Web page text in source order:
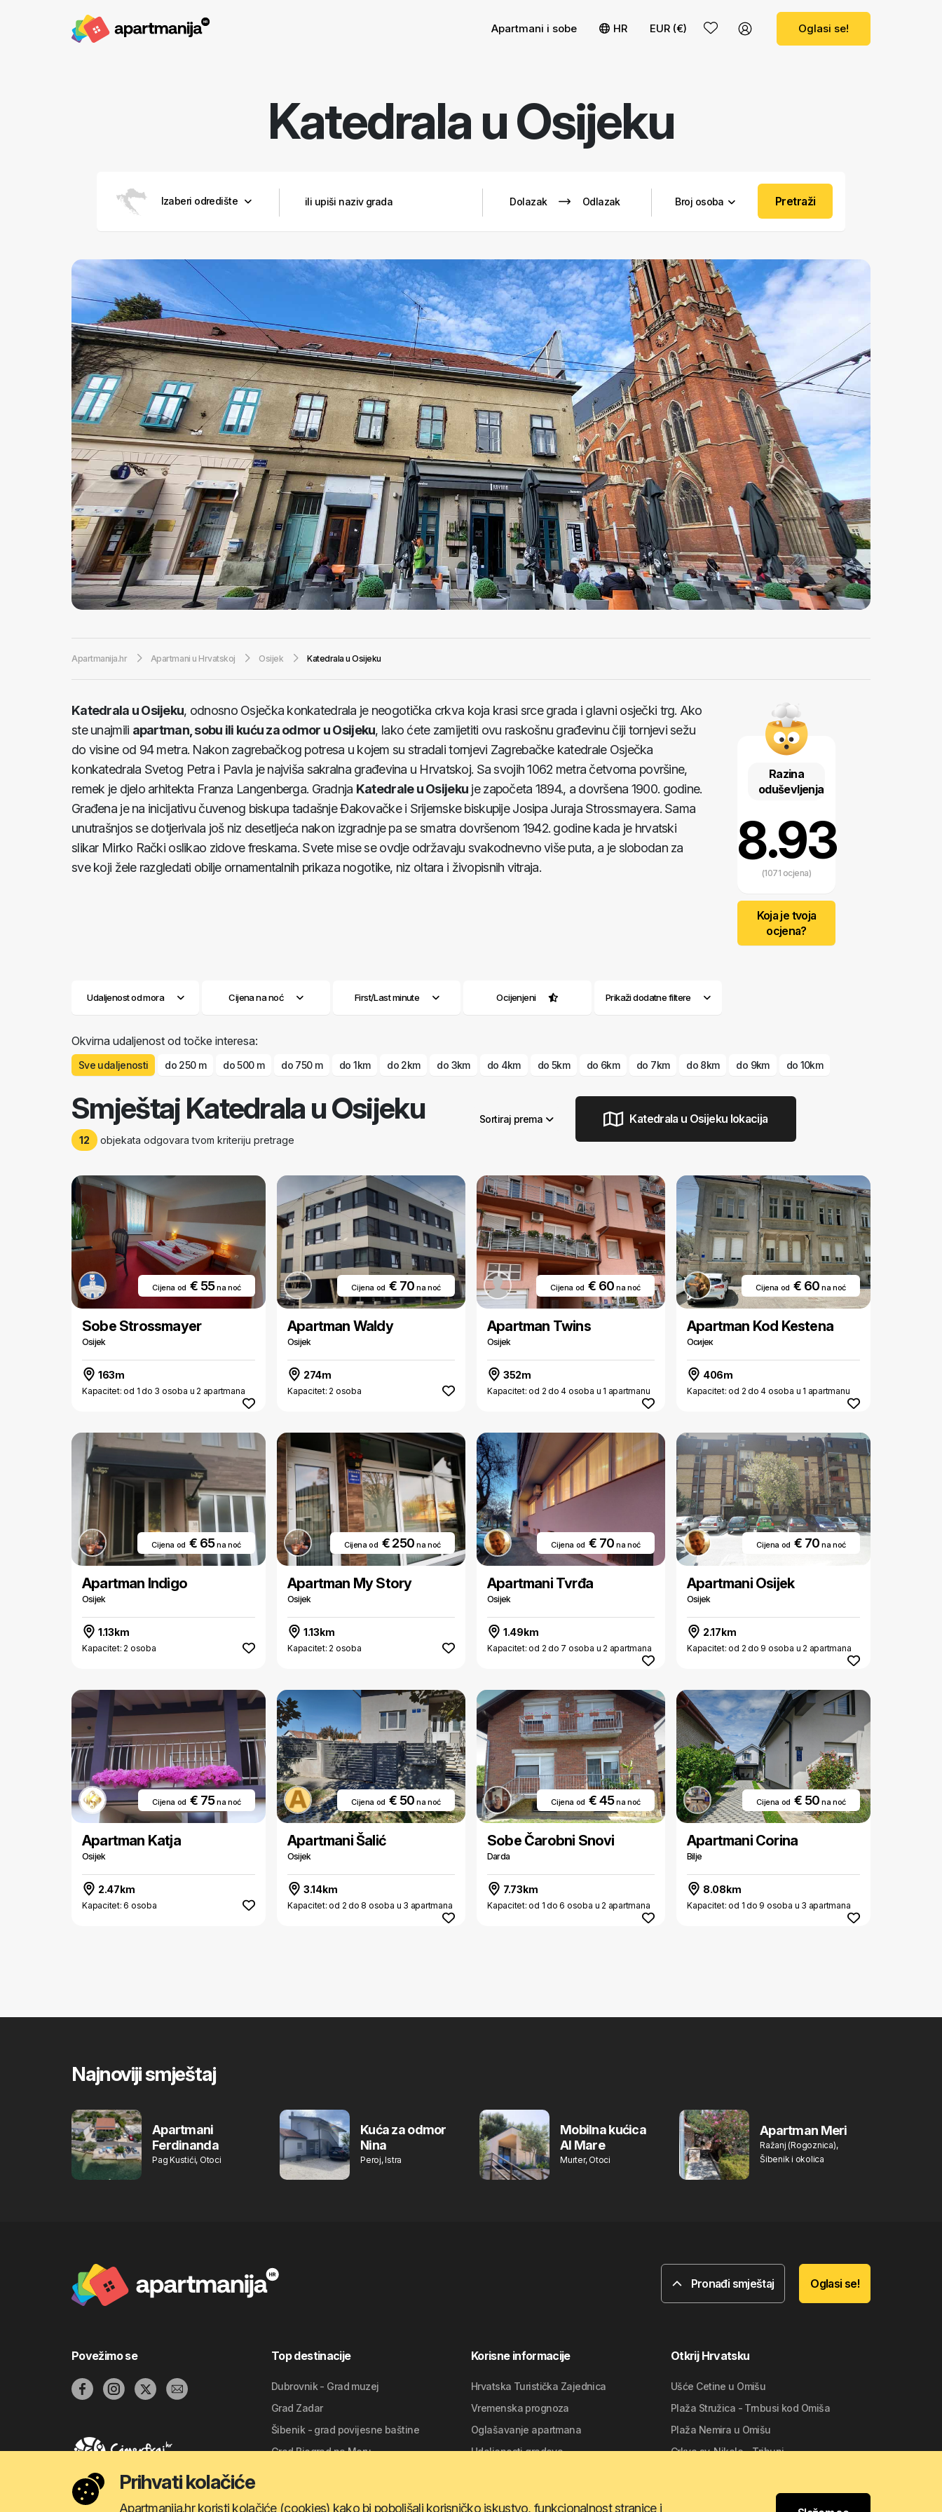
Apartmani i sobe HR EUR (€) Oglasi se!
Katedrala u Osijeku
Izaberi odredište Broj osoba Pretraži
Apartmanija.hr Apartmani u Hrvatskoj Osijek Katedrala u Osijeku
Katedrala u Osijeku, odnosno Osječka konkatedrala je neogotička crkva koja krasi srce grada i glavni osječki trg. Ako
ste unajmili apartman, sobu ili kuću za odmor u Osijeku, lako ćete zamijetiti ovu raskošnu građevinu čiji tornjevi sežu
do visine od 94 metra. Nakon zagrebačkog potresa u kojem su stradali tornjevi Zagrebačke katedrale Osječka
konkatedrala Svetog Petra i Pavla je najviša sakralna građevina u Hrvatskoj. Sa svojih 1062 metra četvorna površine,
remek je djelo arhitekta Franza Langenberga. Gradnja Katedrale u Osijeku je započeta 1894., a dovršena 1900. godine.
Građena je na inicijativu čuvenog biskupa tadašnje Đakovačke i Srijemske biskupije Josipa Juraja Strossmayera. Sama
unutrašnjos se dotjerivala još niz desetljeća nakon izgradnje pa se smatra dovršenom 1942. godine kada je hrvatski
slikar Mirko Rački oslikao zidove freskama. Svete mise se ovdje održavaju svakodnevno više puta, a je slobodan za
sve koji žele razgledati obilje ornamentalnih prikaza nogotike, niz oltara i živopisnih vitraja.
Razina
oduševljenja
8.93
(1071 ocjena)
Koja je tvoja
ocjena?
Udaljenost od mora Cijena na noć First/Last minute Ocijenjeni Prikaži dodatne filtere
Okvirna udaljenost od točke interesa:
Sve udaljenosti do 250 m do 500 m do 750 m do 1km do 2km do 3km do 4km do 5km do 6km do 7km do 8km do 9km do 10km
Smještaj Katedrala u Osijeku
12 objekata odgovara tvom kriteriju pretrage
Sortiraj prema Katedrala u Osijeku lokacija
Cijena od € 55na noć
Sobe Strossmayer
Osijek
163m
Kapacitet: od 1 do 3 osoba u 2 apartmana
Cijena od € 70na noć
Apartman Waldy
Osijek
274m
Kapacitet: 2 osoba
Cijena od € 60na noć
Apartman Twins
Osijek
352m
Kapacitet: od 2 do 4 osoba u 1 apartmanu
Cijena od € 60na noć
Apartman Kod Kestena
Осиjек
406m
Kapacitet: od 2 do 4 osoba u 1 apartmanu
Cijena od € 65na noć
Apartman Indigo
Osijek
1.13km
Kapacitet: 2 osoba
Cijena od € 250na noć
Apartman My Story
Osijek
1.13km
Kapacitet: 2 osoba
Cijena od € 70na noć
Apartmani Tvrđa
Osijek
1.49km
Kapacitet: od 2 do 7 osoba u 2 apartmana
Cijena od € 70na noć
Apartmani Osijek
Osijek
2.17km
Kapacitet: od 2 do 9 osoba u 2 apartmana
Cijena od € 75na noć
Apartman Katja
Osijek
2.47km
Kapacitet: 6 osoba
Cijena od € 50na noć
Apartmani Šalić
Osijek
3.14km
Kapacitet: od 2 do 8 osoba u 3 apartmana
Cijena od € 45na noć
Sobe Čarobni Snovi
Darda
7.73km
Kapacitet: od 1 do 6 osoba u 2 apartmana
Cijena od € 50na noć
Apartmani Corina
Bilje
8.08km
Kapacitet: od 1 do 9 osoba u 3 apartmana
Najnoviji smještaj
Apartmani
Ferdinanda
Pag Kustići, Otoci
Kuća za odmor
Nina
Peroj, Istra
Mobilna kućica
Al Mare
Murter, Otoci
Apartman Meri
Ražanj (Rogoznica),
Šibenik i okolica
Oglasi se!
Pronađi smještaj
Povežimo se Top destinacije
Dubrovnik - Grad muzej
Grad Zadar
Šibenik - grad povijesne baštine
Grad Biograd na Moru
Korisne informacije
Hrvatska Turistička Zajednica
Vremenska prognoza
Oglašavanje apartmana
Udaljenosti gradova
Otkrij Hrvatsku
Ušće Cetine u Omišu
Plaža Stružica - Trnbusi kod Omiša
Plaža Nemira u Omišu
Crkva sv. Nikole - Tribunj
Prihvati kolačiće
Apartmanija.hr koristi kolačiće (cookies) kako bi poboljšali korisničko iskustvo, funkcionalnost stranice i